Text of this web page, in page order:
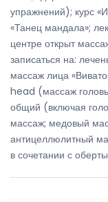
упражнений); курс
«Танец мандала»;
центре открыт
записаться на:
массаж лица
head (массаж
общий (включая
массаж; медовый
антицеллюлитный
в сочетании с